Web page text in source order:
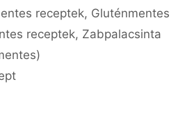
receptek, Gluténmentes
receptek, Zabpalacsinta